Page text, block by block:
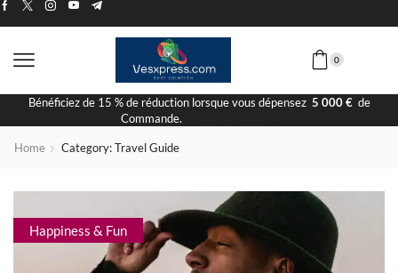
0
Bénéficiez de 15 % de réduction lorsque vous dépensez 5 000 €de
Commande.
Home Category: Travel Guide
Happiness & Fun